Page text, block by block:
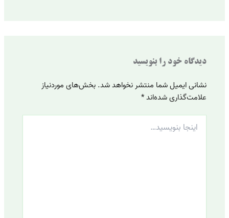
دیدگاه‌ خود را بنویسید
نشانی ایمیل شما منتشر نخواهد شد. بخش‌های موردنیاز
علامت‌گذاری شده‌اند*
اینجا
بنویسید…